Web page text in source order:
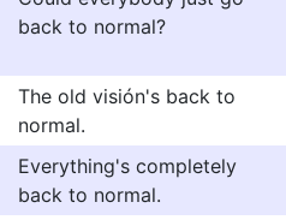
back to normal?
The old visión's back to
normal.
Everything's completely
back to normal.